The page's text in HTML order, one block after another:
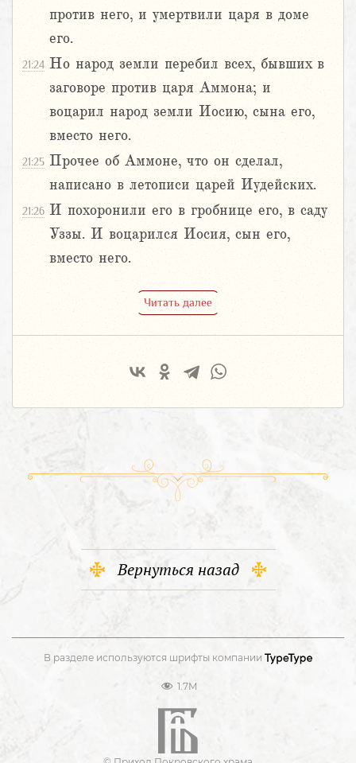
против него, и умертвили царя в доме
его.
21:24 Но народ земли перебил всех, бывших в
заговоре против царя Аммона; и
воцарил народ земли Иосию, сына его,
вместо него.
21:25 Прочее об Аммоне, что он сделал,
написано в летописи царей Иудейских.
21:26 И похоронили его в гробнице его, в саду
Уззы. И воцарился Иосия, сын его,
вместо него.
Читать далее
Вернуться назад
В разделе используются шрифты компании
1.7M